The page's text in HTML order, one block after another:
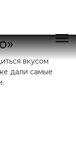
вкусом
дали самые